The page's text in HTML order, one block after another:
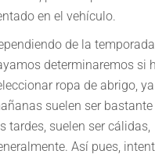
en el vehículo.
de la
determinaremos si
ropa de abrigo,
suelen ser
tardes, suelen ser cálidas,
Así pues,